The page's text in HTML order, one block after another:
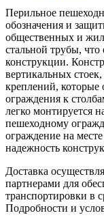
Перильное
обозначения и
общественных и
стальной трубы, что
конструкции.
вертикальных
креплений,
ограждения к
легко монтируется
пешеходному
ограждение на
надежность
Доставка
партнерами для
транспортировки в
Подробности и